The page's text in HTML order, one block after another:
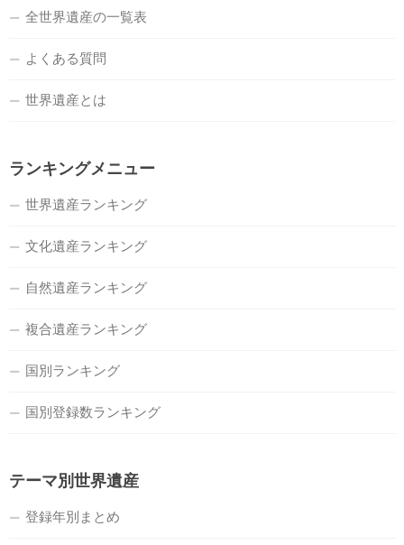
全世界遺産の一覧表
よくある質問
世界遺産とは
ランキングメニュー
世界遺産ランキング
文化遺産ランキング
自然遺産ランキング
複合遺産ランキング
国別ランキング
国別登録数ランキング
テーマ別世界遺産
登録年別まとめ